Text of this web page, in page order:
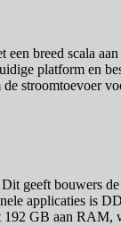
breed scala
platform en
stroomtoevoer
bouwers
applicaties is
GB aan